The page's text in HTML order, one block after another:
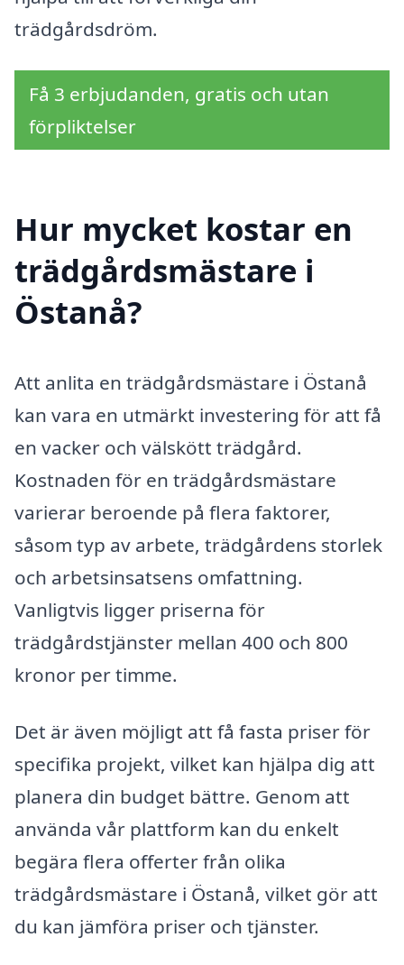
trädgårdsdröm.
Få 3 erbjudanden, gratis och utan
förpliktelser
Hur mycket kostar en
trädgårdsmästare i
Östanå?
Att anlita en trädgårdsmästare i Östanå
kan vara en utmärkt investering för att få
en vacker och välskött trädgård.
Kostnaden för en trädgårdsmästare
varierar beroende på flera faktorer,
såsom typ av arbete, trädgårdens storlek
och arbetsinsatsens omfattning.
Vanligtvis ligger priserna för
trädgårdstjänster mellan 400 och 800
kronor per timme.
Det är även möjligt att få fasta priser för
specifika projekt, vilket kan hjälpa dig att
planera din budget bättre. Genom att
använda vår plattform kan du enkelt
begära flera offerter från olika
trädgårdsmästare i Östanå, vilket gör att
du kan jämföra priser och tjänster.